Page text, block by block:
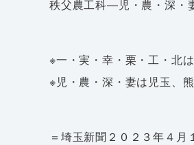
秩父農工科―児・農・深・
※一・実・幸・栗・工・北
※児・農・深・妻は児玉、
＝埼玉新聞２０２３年４月